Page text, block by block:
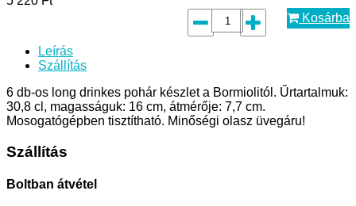
Kosárba
Leírás
Szállítás
6 db-os long drinkes pohár készlet a Bormiolitól. Űrtartalmuk:
30,8 cl, magasságuk: 16 cm, átmérője: 7,7 cm.
Mosogatógépben tisztítható. Minőségi olasz üvegáru!
Szállítás
Boltban átvétel